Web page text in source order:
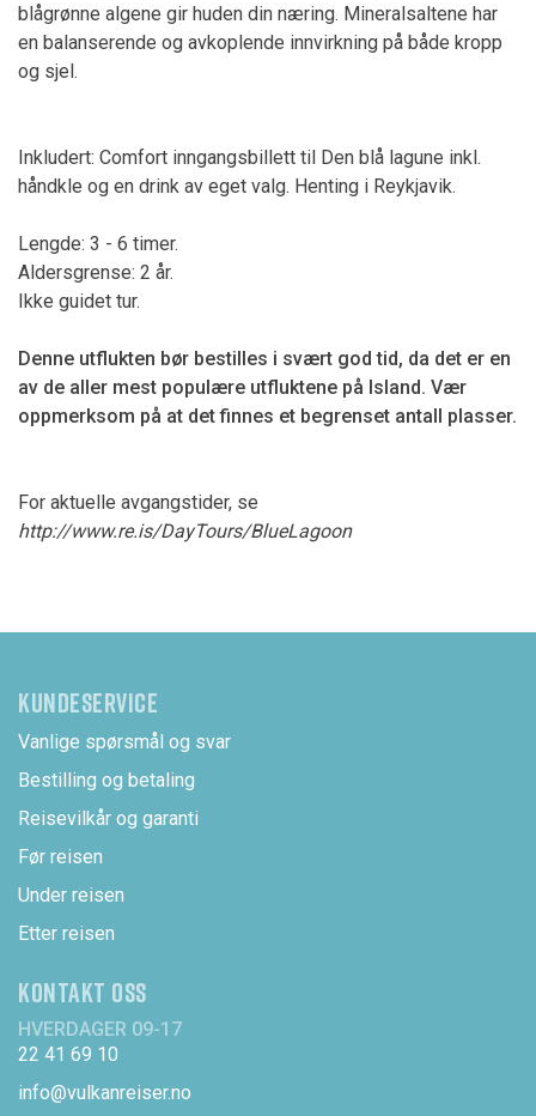
blågrønne algene gir huden din næring. Mineralsaltene har
en balanserende og avkoplende innvirkning på både kropp
og sjel.
Inkludert: Comfort inngangsbillett til Den blå lagune inkl.
håndkle og en drink av eget valg. Henting i Reykjavik.
Lengde: 3 - 6 timer.
Aldersgrense: 2 år.
Ikke guidet tur.
Denne utflukten bør bestilles i svært god tid, da det er en
av de aller mest populære utfluktene på Island. Vær
oppmerksom på at det finnes et begrenset antall plasser.
For aktuelle avgangstider, se
http://www.re.is/DayTours/BlueLagoon
KUNDESERVICE
Vanlige spørsmål og svar
Bestilling og betaling
Reisevilkår og garanti
Før reisen
Under reisen
Etter reisen
KONTAKT OSS
HVERDAGER 09-17
22 41 69 10
info@vulkanreiser.no